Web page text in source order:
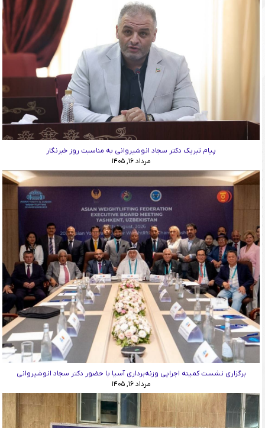
پیام تبریک دکتر سجاد انوشیروانی به مناسبت روز خبرنگار
مرداد ۱۶, ۱۴۰۵
برگزاری نشست کمیته اجرایی وزنه‌برداری آسیا با حضور دکتر سجاد انوشیروانی
مرداد ۱۶, ۱۴۰۵